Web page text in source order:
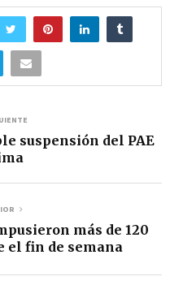
suspensión del PAE
más de 120
el fin de semana